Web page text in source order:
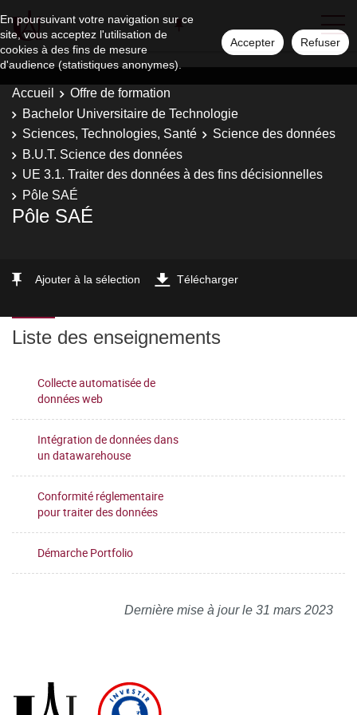
En poursuivant votre navigation sur ce
site, vous acceptez l'utilisation de
cookies à des fins de mesure
d'audience (statistiques anonymes).
Accepter Refuser
Accueil
Offre de formation
Bachelor Universitaire de Technologie
Sciences, Technologies, Santé
Science des données
B.U.T. Science des données
UE 3.1. Traiter des données à des fins décisionnelles
Pôle SAÉ
Pôle SAÉ
Ajouter à la sélection Télécharger
Liste des enseignements
Collecte automatisée de
données web
Intégration de données dans
un datawarehouse
Conformité réglementaire
pour traiter des données
Démarche Portfolio
Dernière mise à jour le 31 mars 2023